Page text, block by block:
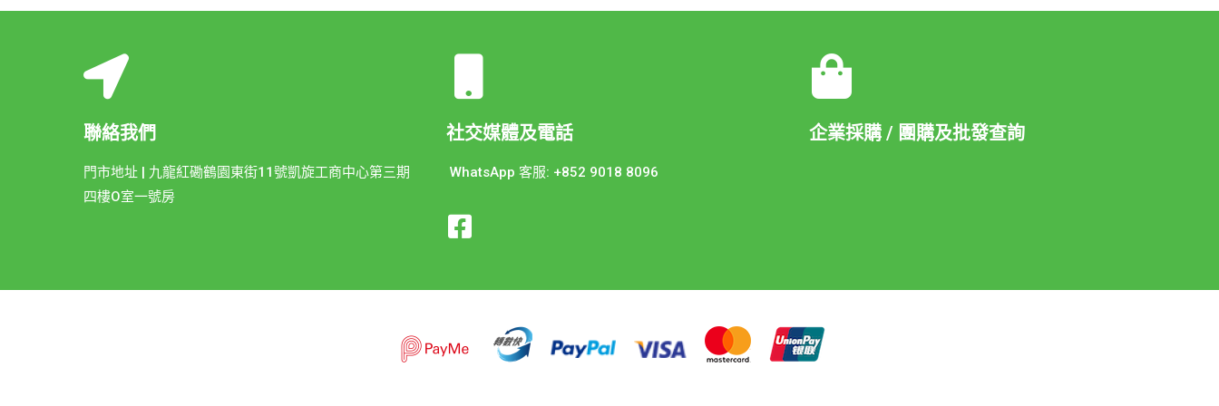
聯絡我們
門市地址 | 九龍紅磡鶴園東街11號凱旋工商中心第三期
四樓O室一號房
社交媒體及電話
WhatsApp 客服: +852 9018 8096
企業採購 / 團購及批發查詢